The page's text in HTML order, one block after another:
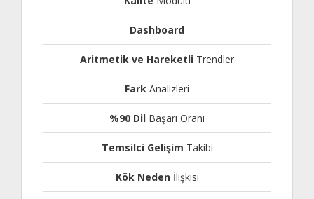
Dashboard
Aritmetik ve Hareketli Trendler
Fark Analizleri
%90 Dil Başarı Oranı
Temsilci Gelişim Takibi
Kök Neden İlişkisi